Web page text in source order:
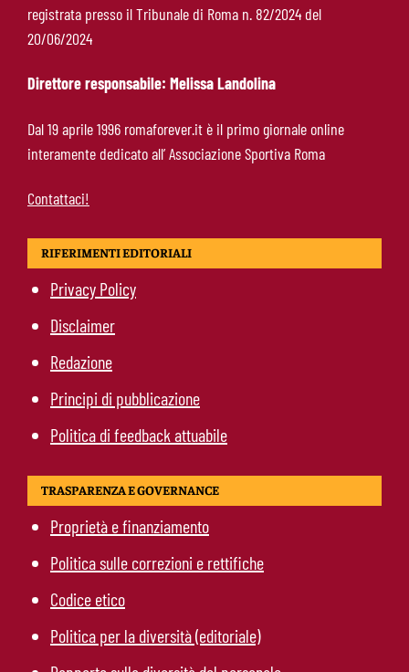
Molina-Roma, arrivo oggi: il passaporto può
sbloccare un altro colpo
registrata presso il Tribunale di Roma n. 82/2024 del
20/06/2024
Direttore responsabile: Melissa Landolina
Dal 19 aprile 1996 romaforever.it è il primo giornale online
interamente dedicato all’ Associazione Sportiva Roma
Contattaci!
RIFERIMENTI EDITORIALI
Privacy Policy
Disclaimer
Redazione
Principi di pubblicazione
Politica di feedback attuabile
TRASPARENZA E GOVERNANCE
Proprietà e finanziamento
Politica sulle correzioni e rettifiche
Codice etico
Politica per la diversità (editoriale)